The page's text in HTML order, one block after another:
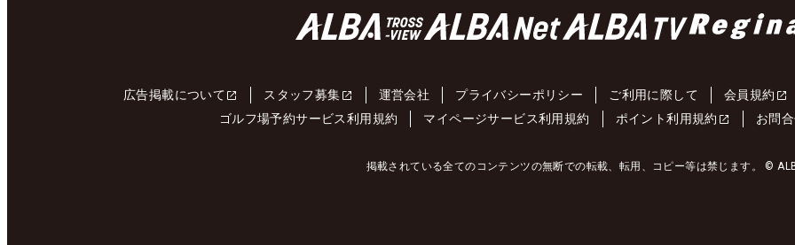
広告掲載について スタッフ募集 運営会社 プライバシーポリシー ご利用に際して 会員規約
ゴルフ場予約サービス利用規約
マイページサービス利用規約 ポイント利用規約 お問
掲載されている全てのコンテンツの無断での転載、転用、コピー等は禁じます。 ©